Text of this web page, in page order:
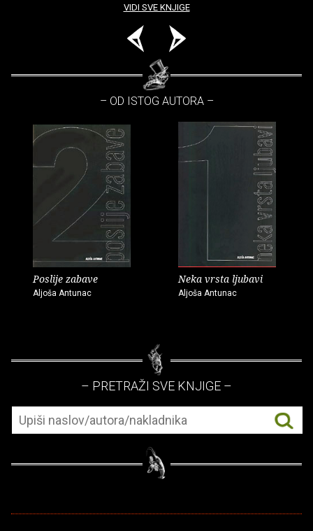
VIDI SVE KNJIGE
– OD ISTOG AUTORA –
Poslije zabave
Aljoša Antunac
Neka vrsta ljubavi
Aljoša Antunac
– PRETRAŽI SVE KNJIGE –